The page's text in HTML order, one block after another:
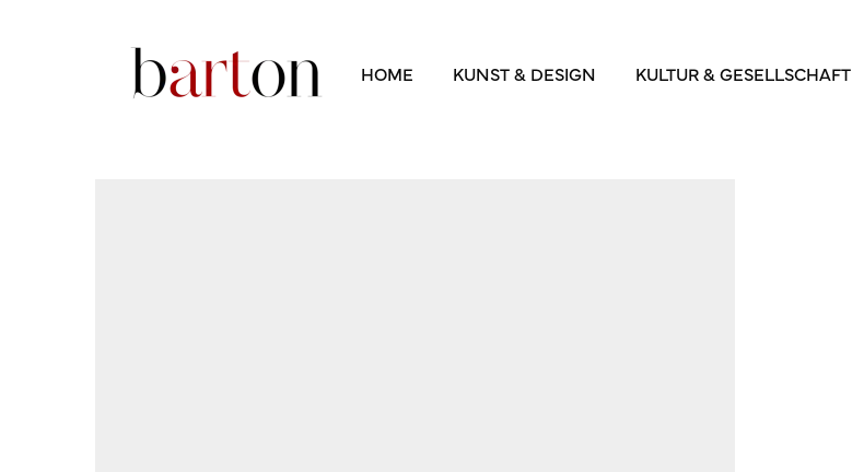
HOME KUNST & DESIGN KULTUR & GESELLSCHAFT